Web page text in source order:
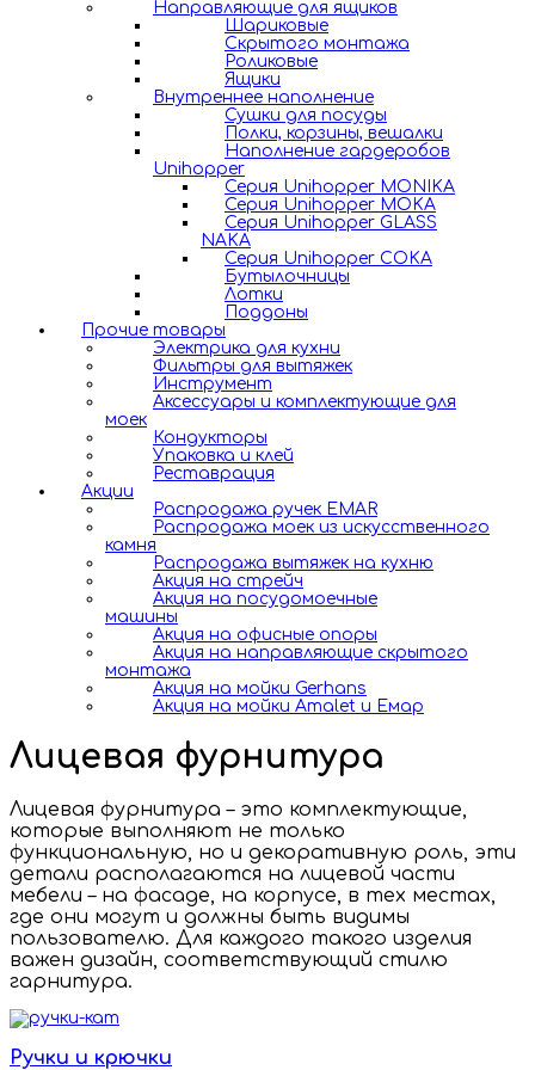
Направляющие для ящиков
Шариковые
Скрытого монтажа
Роликовые
Ящики
Внутреннее наполнение
Сушки для посуды
Полки, корзины, вешалки
Наполнение гардеробов
Unihopper
Серия Unihopper MONIKA
Серия Unihopper MOKA
Серия Unihopper GLASS
NAKA
Серия Unihopper COKA
Бутылочницы
Лотки
Поддоны
Прочие товары
Электрика для кухни
Фильтры для вытяжек
Инструмент
Аксессуары и комплектующие для
моек
Кондукторы
Упаковка и клей
Реставрация
Акции
Распродажа ручек EMAR
Распродажа моек из искусственного
камня
Распродажа вытяжек на кухню
Акция на стрейч
Акция на посудомоечные
машины
Акция на офисные опоры
Акция на направляющие скрытого
монтажа
Акция на мойки Gerhans
Акция на мойки Amalet и Емар
Лицевая фурнитура
Лицевая фурнитура – это комплектующие,
которые выполняют не только
функциональную, но и декоративную роль, эти
детали располагаются на лицевой части
мебели – на фасаде, на корпусе, в тех местах,
где они могут и должны быть видимы
пользователю. Для каждого такого изделия
важен дизайн, соответствующий стилю
гарнитура.
Ручки и крючки